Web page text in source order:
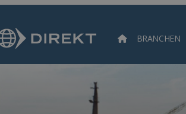
BRANCHEN